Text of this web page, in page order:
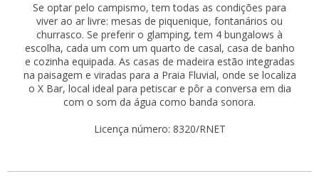
Se optar pelo campismo, tem todas as condições para
viver ao ar livre: mesas de piquenique, fontanários ou
churrasco. Se preferir o glamping, tem 4 bungalows à
escolha, cada um com um quarto de casal, casa de banho
e cozinha equipada. As casas de madeira estão integradas
na paisagem e viradas para a Praia Fluvial, onde se localiza
o X Bar, local ideal para petiscar e pôr a conversa em dia
com o som da água como banda sonora.
Licença número: 8320/RNET